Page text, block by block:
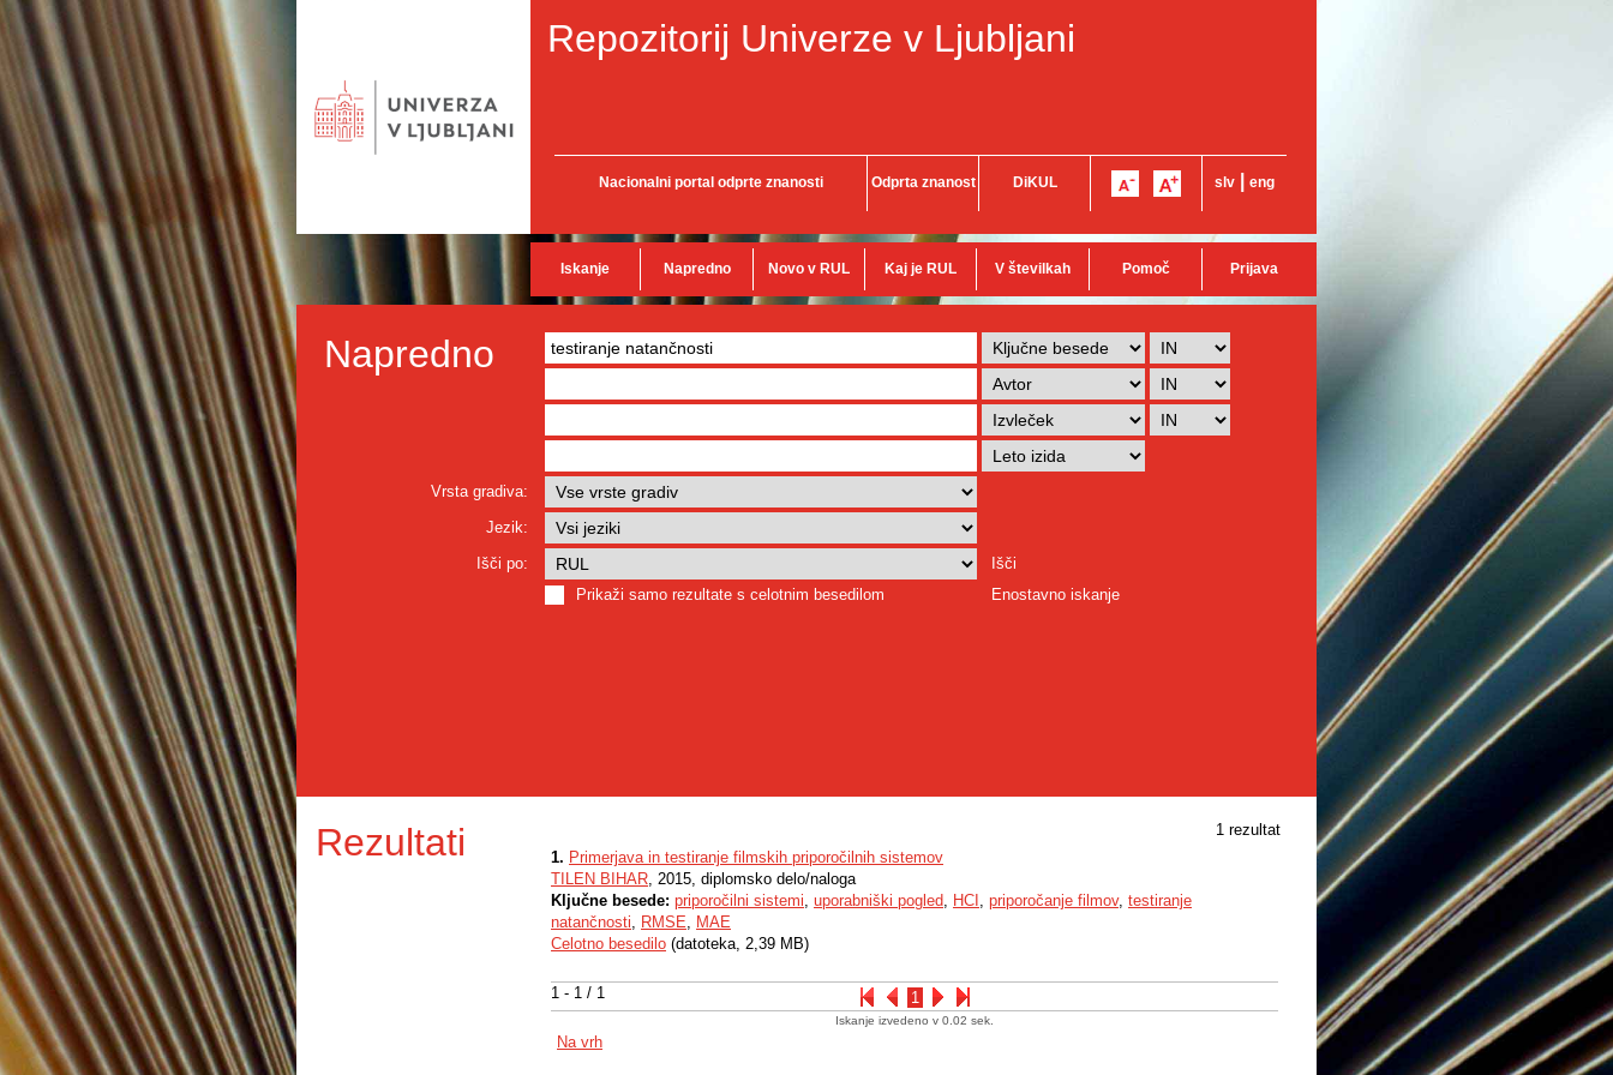
Repozitorij Univerze v Ljubljani
Nacionalni portal odprte znanosti Odprta znanost DiKUL slv eng
Iskanje Napredno Novo v RUL Kaj je RUL V številkah Pomoč Prijava
Napredno
Vrsta gradiva:
Jezik:
Išči po:
Išči
Prikaži samo rezultate s celotnim besedilom
Enostavno iskanje
Rezultati 1 rezultat
1 - 1 / 1 1
1. Primerjava in testiranje filmskih priporočilnih sistemov
TILEN BIHAR, 2015, diplomsko delo/naloga
Ključne besede: priporočilni sistemi, uporabniški pogled, HCI , priporočanje filmov, testiranje
natančnosti, RMSE, MAE
Celotno besedilo (datoteka, 2,39 MB)
Iskanje izvedeno v 0.02 sek.
Na vrh